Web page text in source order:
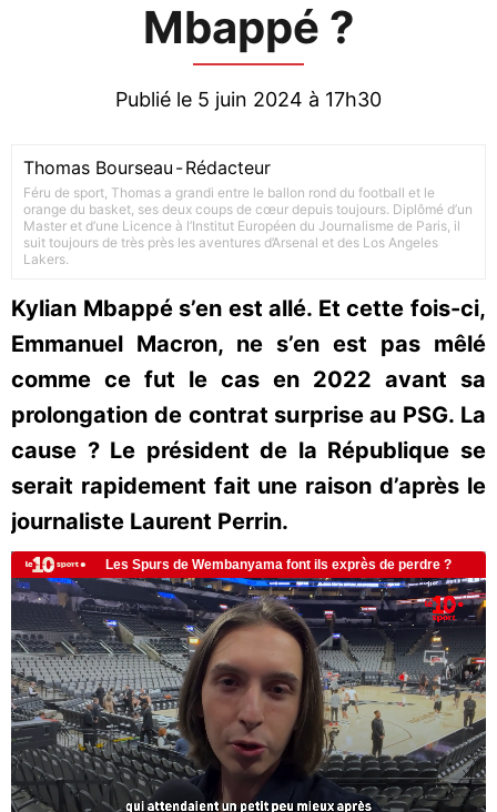
Mbappé ?
Publié le 5 juin 2024 à 17h30
Thomas Bourseau -Rédacteur
Féru de sport, Thomas a grandi entre le ballon rond du football et le
orange du basket, ses deux coups de cœur depuis toujours. Diplômé d’un
Master et d’une Licence à l’Institut Européen du Journalisme de Paris, il
suit toujours de très près les aventures d’Arsenal et des Los Angeles
Lakers.
Kylian Mbappé s’en est allé. Et cette fois-ci,
Emmanuel Macron, ne s’en est pas mêlé
comme ce fut le cas en 2022 avant sa
prolongation de contrat surprise au PSG. La
cause ? Le président de la République se
serait rapidement fait une raison d’après le
journaliste Laurent Perrin.